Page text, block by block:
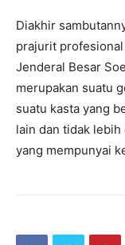
Diakhir
prajurit
Jenderal Besar
merupakan suatu
suatu kasta yang
lain dan tidak lebih
yang mempunyai